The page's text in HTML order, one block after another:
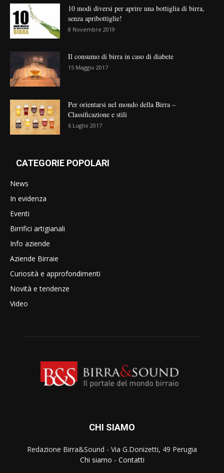
10 modi diversi per aprire una bottiglia di birra,
senza apribottiglie!
8 Novembre 2019
Il consumo di birra in caso di diabete
15 Maggio 2017
Per orientarsi nel mondo della Birra –
Classificazione e stili
6 Luglio 2017
CATEGORIE POPOLARI
News
In evidenza
Eventi
Birrifici artigianali
Info aziende
Aziende Birraie
Curiosità e approfondimenti
Novità e tendenze
Video
CHI SIAMO
Redazione Birra&Sound - Via G.Donizetti, 49 Perugia
Chi siamo - Contatti